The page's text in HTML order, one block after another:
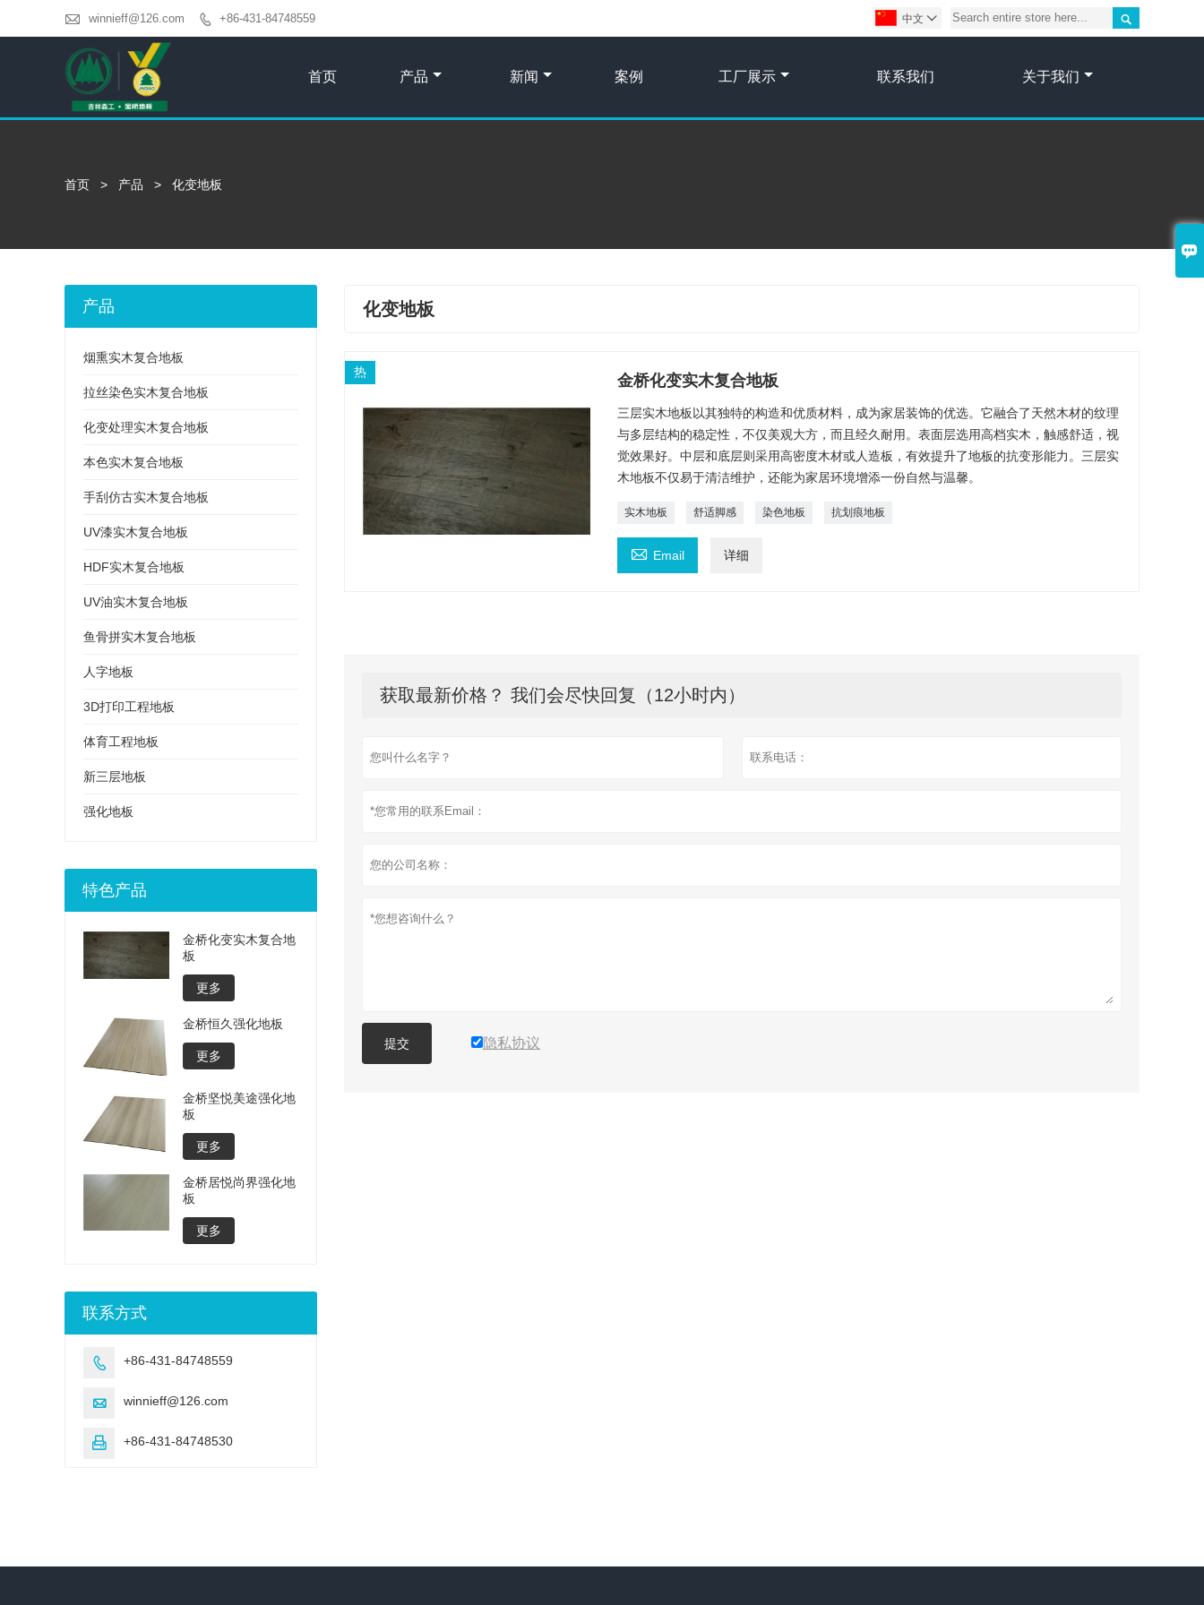

 winnieff@126.com  +86-431-84748559 
中文 
首页 产品 新闻 案例 工厂展示 联系我们 关于我们
首页 > 产品 > 化变地板
化变地板
热 金桥化变实木复合地板
三层实木地板以其独特的构造和优质材料，成为家居装饰的优选。它融合了天然木材的纹理
与多层结构的稳定性，不仅美观大方，而且经久耐用。表面层选用高档实木，触感舒适，视
觉效果好。中层和底层则采用高密度木材或人造板，有效提升了地板的抗变形能力。三层实
木地板不仅易于清洁维护，还能为家居环境增添一份自然与温馨。
实木地板 舒适脚感 染色地板 抗划痕地板
 Email 详细
获取最新价格？ 我们会尽快回复（12小时内）
提交 隐私协议
产品
烟熏实木复合地板
拉丝染色实木复合地板
化变处理实木复合地板
本色实木复合地板
手刮仿古实木复合地板
UV漆实木复合地板
HDF实木复合地板
UV油实木复合地板
鱼骨拼实木复合地板
人字地板
3D打印工程地板
体育工程地板
新三层地板
强化地板
特色产品
金桥化变实木复合地
板
更多
金桥恒久强化地板
更多
金桥坚悦美途强化地
板
更多
金桥居悦尚界强化地
板
更多
联系方式
 +86-431-84748559
 winnieff@126.com
 +86-431-84748530